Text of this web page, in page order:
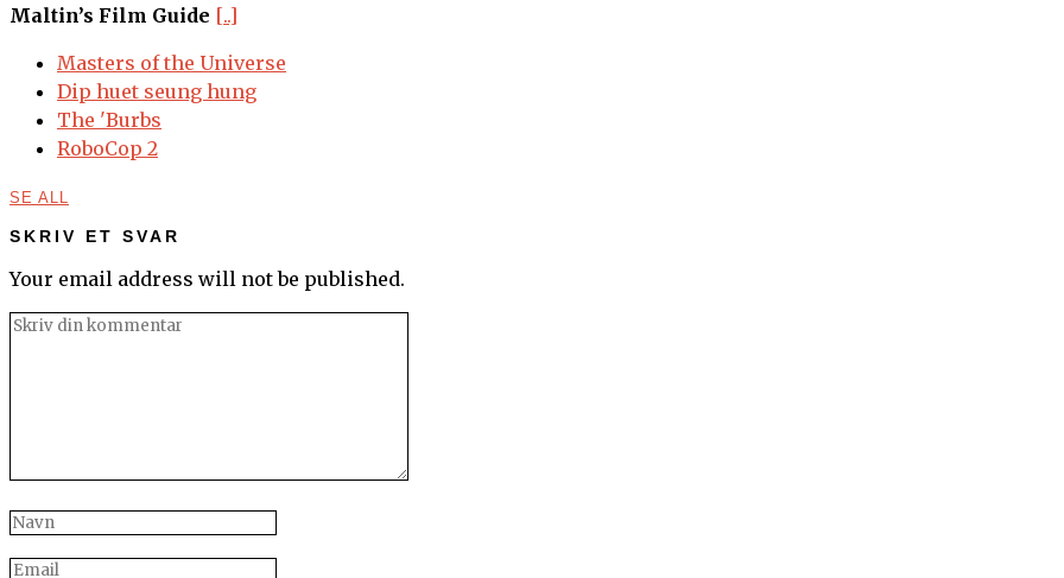
Maltin’s Film Guide [..]
Masters of the Universe
Dip huet seung hung
The 'Burbs
RoboCop 2
SE ALL
SKRIV ET SVAR
Your email address will not be published.